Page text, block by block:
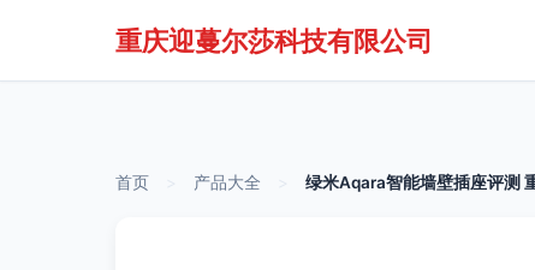
重庆迎蔓尔莎科技有限公司
首页 产品大全 绿米Aqara智能墙壁插座评测